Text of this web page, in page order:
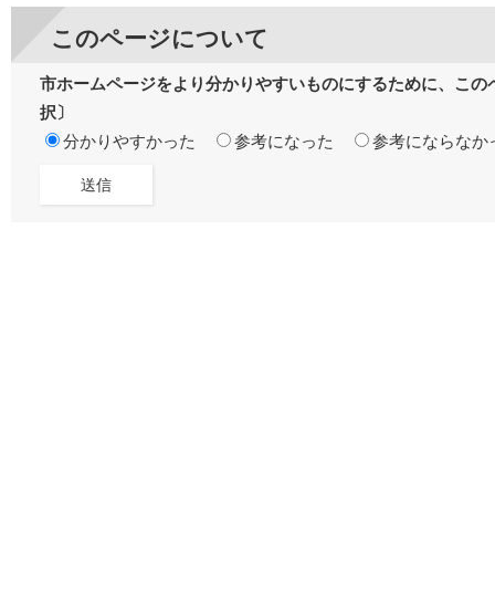
このページについて
市ホームページをより分かりやすいものにするために、こ
択〕
分かりやすかった
参考になった 参考にならなか